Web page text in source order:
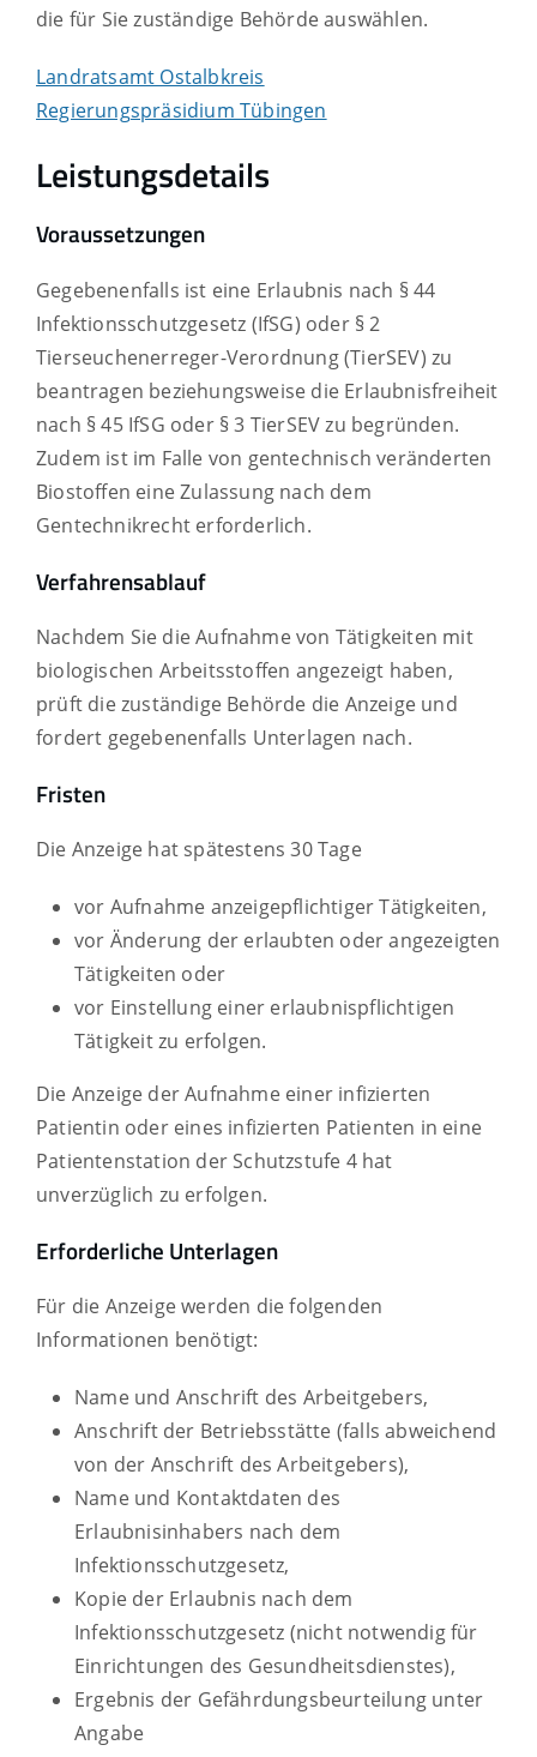
die für Sie zuständige Behörde auswählen.
Landratsamt Ostalbkreis
Regierungspräsidium Tübingen
Leistungsdetails
Voraussetzungen
Gegebenenfalls ist eine Erlaubnis nach § 44
Infektionsschutzgesetz (IfSG) oder § 2
Tierseuchenerreger-Verordnung (TierSEV) zu
beantragen beziehungsweise die Erlaubnisfreiheit
nach § 45 IfSG oder § 3 TierSEV zu begründen.
Zudem ist im Falle von gentechnisch veränderten
Biostoffen eine Zulassung nach dem
Gentechnikrecht erforderlich.
Verfahrensablauf
Nachdem Sie die Aufnahme von Tätigkeiten mit
biologischen Arbeitsstoffen angezeigt haben,
prüft die zuständige Behörde die Anzeige und
fordert gegebenenfalls Unterlagen nach.
Fristen
Die Anzeige hat spätestens 30 Tage
vor Aufnahme anzeigepflichtiger Tätigkeiten,
vor Änderung der erlaubten oder angezeigten
Tätigkeiten oder
vor Einstellung einer erlaubnispflichtigen
Tätigkeit zu erfolgen.
Die Anzeige der Aufnahme einer infizierten
Patientin odereines infizierten Patienten in eine
Patientenstation der Schutzstufe 4 hat
unverzüglich zu erfolgen.
Erforderliche Unterlagen
Für die Anzeige werden die folgenden
Informationen benötigt:
Name und Anschrift des Arbeitgebers,
Anschrift der Betriebsstätte (falls abweichend
von der Anschrift des Arbeitgebers),
Name und Kontaktdaten des
Erlaubnisinhabers nach dem
Infektionsschutzgesetz,
Kopie der Erlaubnis nach dem
Infektionsschutzgesetz (nicht notwendig für
Einrichtungen des Gesundheitsdienstes),
Ergebnis der Gefährdungsbeurteilung unter
Angabe